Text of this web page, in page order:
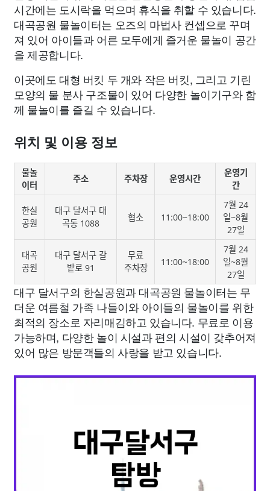
시간에는 도시락을 먹으며 휴식을 취할 수 있습니다.
대곡공원 물놀이터는 오즈의 마법사 컨셉으로 꾸며
져 있어 아이들과 어른 모두에게 즐거운 물놀이 공간
을 제공합니다.
이곳에도 대형 버킷 두 개와 작은 버킷, 그리고 기린
모양의 물 분사 구조물이 있어 다양한 놀이기구와 함
께 물놀이를 즐길 수 있습니다.
위치 및 이용 정보
물놀
이터
주소 주차장 운영시간
운영기
간
한실
공원
대구 달서구 대
곡동 1088
협소 11:00~18:00
7월 24
일~8월
27일
대곡
공원
대구 달서구 갈
밭로 91
무료
주차장
11:00~18:00
7월 24
일~8월
27일
대구 달서구의 한실공원과 대곡공원 물놀이터는 무
더운 여름철 가족 나들이와 아이들의 물놀이를 위한
최적의 장소로 자리매김하고 있습니다. 무료로 이용
가능하며, 다양한 놀이 시설과 편의 시설이 갖추어져
있어 많은 방문객들의 사랑을 받고 있습니다.